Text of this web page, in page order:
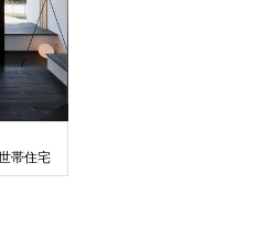
同じデザインで統一させ広さを視覚
帯住宅